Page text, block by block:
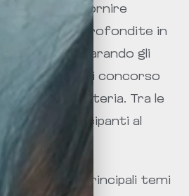
per fornire
e approfondite in
preparando gli
le classi di concorso
della materia. Tra le
dai partecipanti al
dei principali temi